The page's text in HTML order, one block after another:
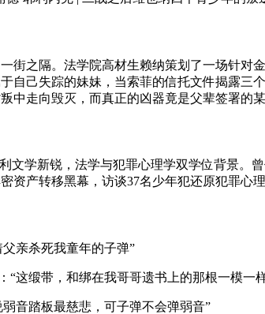
街之隔。法学院高材生赖纳策划了一场针
自己失踪的妹妹，当索菲的信托文件揭露
中走向毁灭，而真正的凶器竟是父辈签署的某
文学新锐，法学与犯罪心理学双学位背景
资产转移黑幕，访谈37名少年犯还原犯罪
亲杀死我童年的子弹”
“这缎带，和绑在我哥哥遗书上的那根一模一
音踏板最慈悲，可子弹不会弹弱音”